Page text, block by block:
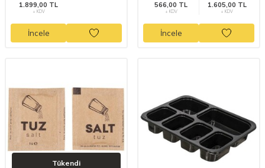
1.899,00 TL
+ KDV
İncele
566,00 TL
+ KDV
1.605,00 TL
+ KDV
İncele
Tükendi